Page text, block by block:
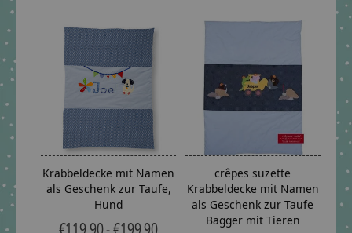
Krabbeldecke mit Namen
als Geschenk zur Taufe,
Hund
crêpes suzette
Krabbeldecke mit Namen
als Geschenk zur Taufe
Bagger mit Tieren